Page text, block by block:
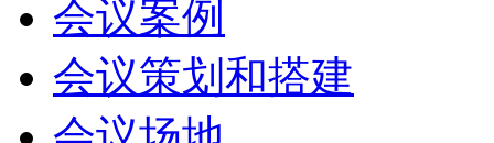
会议案例
会议策划和搭建